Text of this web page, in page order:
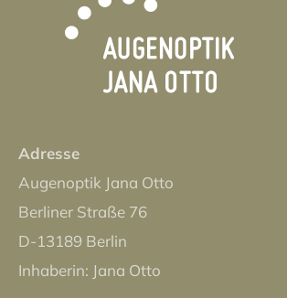
Adresse
Augenoptik Jana Otto
Berliner Straße 76
D-13189 Berlin
Inhaberin: Jana Otto